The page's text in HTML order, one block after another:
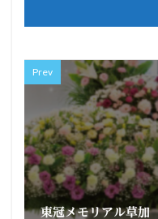
Prev
東冠メモリアル草加